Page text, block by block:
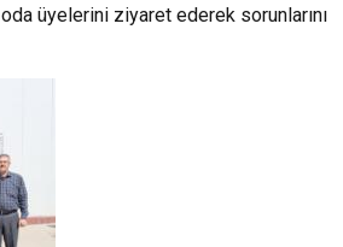
üyelerini ziyaret ederek sorunlarını